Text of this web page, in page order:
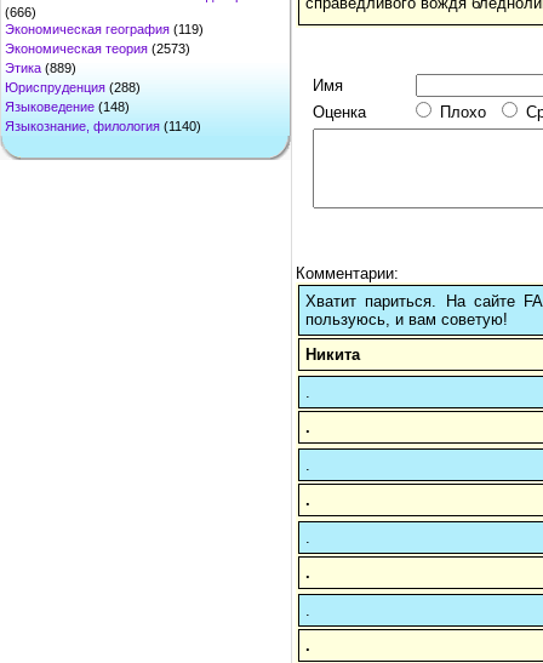
(666)
Экономическая география (119)
Экономическая теория (2573)
Этика (889)
Юриспруденция (288)
Языковедение (148)
Языкознание, филология (1140)
Имя
Оценка
Плохо
Комментарии:
Хватит париться. На сайте
пользуюсь, и вам советую!
Никита
.
.
.
.